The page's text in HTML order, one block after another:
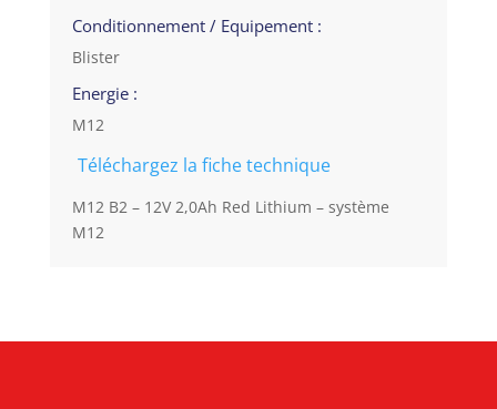
Conditionnement / Equipement :
Blister
Energie :
M12
Téléchargez la fiche technique
M12 B2 – 12V 2,0Ah Red Lithium – système
M12